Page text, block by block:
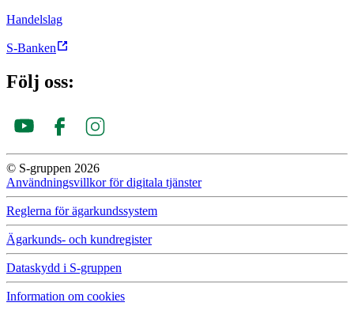
Handelslag
S-Banken
Följ oss:
© S-gruppen 2026
Användningsvillkor för digitala tjänster
Reglerna för ägar­kunds­system
Ägarkunds- och kundregister
Dataskydd i S-gruppen
Information om cookies